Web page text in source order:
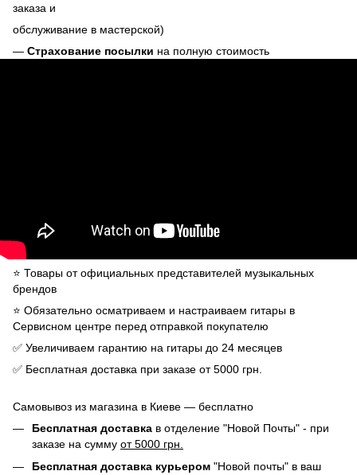
заказа и
обслуживание в мастерской)
— Страхование посылки на полную стоимость
⭐️ Товары от официальных представителей музыкальных
брендов
⭐️ Обязательно осматриваем и настраиваем гитары в
Сервисном центре перед отправкой покупателю
✅ Увеличиваем гарантию на гитары до 24 месяцев
✅ Бесплатная доставка при заказе от 5000 грн.
Самовывоз из магазина в Киеве — бесплатно
Бесплатная доставка в отделение "Новой Почты" - при
заказе на сумму от 5000 грн.
Бесплатная доставка курьером "Новой почты" в ваш